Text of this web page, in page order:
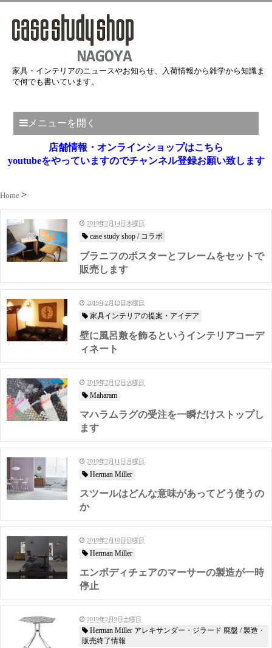
家具・インテリアのニュースやお知らせ、入荷情報から雑学から知識ま
で何でも書いています。
メニューを開く
店舗情報・オンラインショップはこちら
youtubeをやっていますのでチャンネル登録お願い致します
Home
2019年2月14日木曜日
case study shop / コラボ
ブラニフのポスターとフレームをセットで
販売します
2019年2月13日水曜日
家具インテリアの提案・アイデア
壁に風呂敷を飾るというインテリアコーデ
ィネート
2019年2月12日火曜日
Maharam
マハラムラグの受注を一瞬だけストップし
ます
2019年2月11日月曜日
Herman Miller
スツールはどんな意味があってどう使うの
か
2019年2月10日日曜日
Herman Miller
エンボディチェアのマーサーの製造が一時
停止
2019年2月9日土曜日
Herman Miller アレキサンダー・ジラード 廃盤 / 製造・
販売終了情報